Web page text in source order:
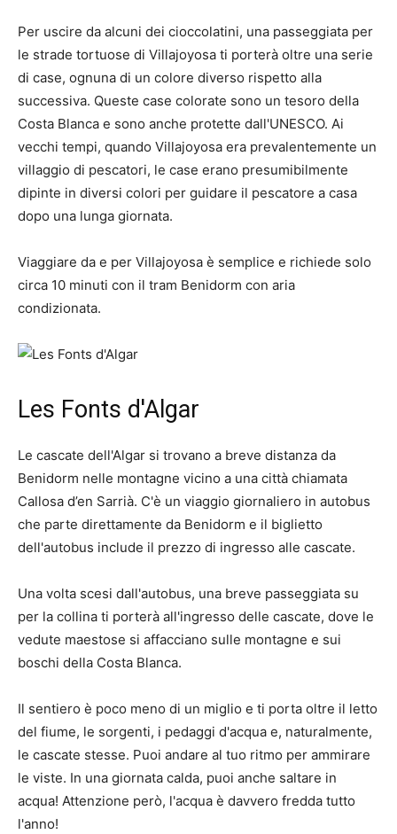
Per uscire da alcuni dei cioccolatini, una passeggiata per
le strade tortuose di Villajoyosa ti porterà oltre una serie
di case, ognuna di un colore diverso rispetto alla
successiva. Queste case colorate sono un tesoro della
Costa Blanca e sono anche protette dall'UNESCO. Ai
vecchi tempi, quando Villajoyosa era prevalentemente un
villaggio di pescatori, le case erano presumibilmente
dipinte in diversi colori per guidare il pescatore a casa
dopo una lunga giornata.
Viaggiare da e per Villajoyosa è semplice e richiede solo
circa 10 minuti con il tram Benidorm con aria
condizionata.
Les Fonts d'Algar
Le cascate dell'Algar si trovano a breve distanza da
Benidorm nelle montagne vicino a una città chiamata
Callosa d’en Sarrià. C'è un viaggio giornaliero in autobus
che parte direttamente da Benidorm e il biglietto
dell'autobus include il prezzo di ingresso alle cascate.
Una volta scesi dall'autobus, una breve passeggiata su
per la collina ti porterà all'ingresso delle cascate, dove le
vedute maestose si affacciano sulle montagne e sui
boschi della Costa Blanca.
Il sentiero è poco meno di un miglio e ti porta oltre il letto
del fiume, le sorgenti, i pedaggi d'acqua e, naturalmente,
le cascate stesse. Puoi andare al tuo ritmo per ammirare
le viste. In una giornata calda, puoi anche saltare in
acqua! Attenzione però, l'acqua è davvero fredda tutto
l'anno!